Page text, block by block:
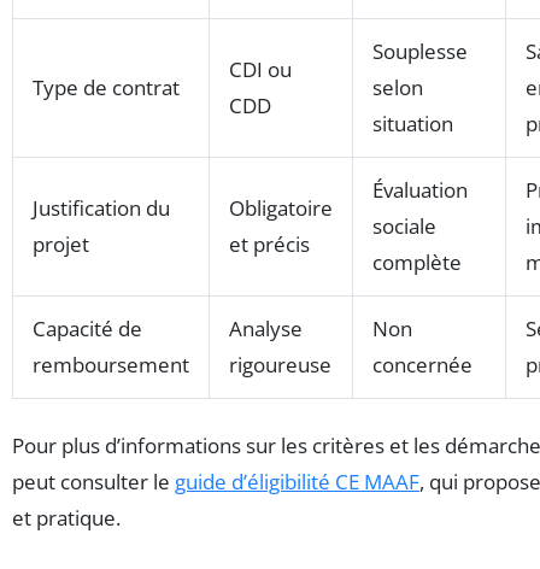
Type de contrat
CDI ou
CDD
Souplesse
selon
situation
Justification du
projet
Obligatoire
et précis
Évaluation
sociale
complète
Capacité de
remboursement
Analyse
rigoureuse
Non
concernée
Pour plus d’informations sur les critères et les
peut consulter le guide d’éligibilité CE MAAF, qui
et pratique.